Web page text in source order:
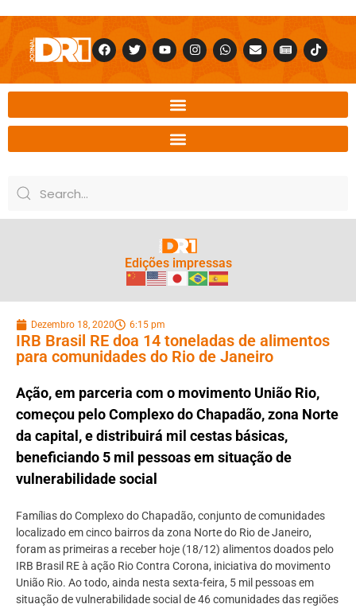
Edições impressas
Dezembro 18, 2020 6:15 pm
IRB Brasil RE doa 14 toneladas de alimentos
para comunidades do Rio de Janeiro
Ação, em parceria com o movimento União Rio,
começou pelo Complexo do Chapadão, zona Norte
da capital, e distribuirá mil cestas básicas,
beneficiando 5 mil pessoas em situação de
vulnerabilidade social
Famílias do Complexo do Chapadão, conjunto de comunidades
localizado em cinco bairros da zona Norte do Rio de Janeiro,
foram as primeiras a receber hoje (18/12) alimentos doados pelo
IRB Brasil RE à ação Rio Contra Corona, iniciativa do movimento
União Rio. Ao todo, ainda nesta sexta-feira, 5 mil pessoas em
situação de vulnerabilidade social de 46 comunidades das regiões